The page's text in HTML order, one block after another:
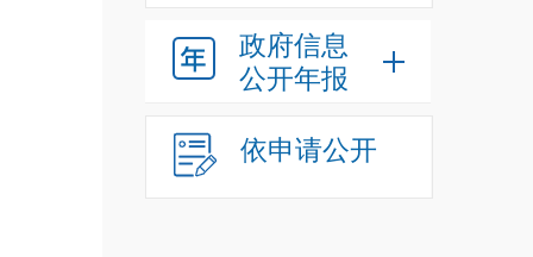
政府信息
公开年报
依申请公开